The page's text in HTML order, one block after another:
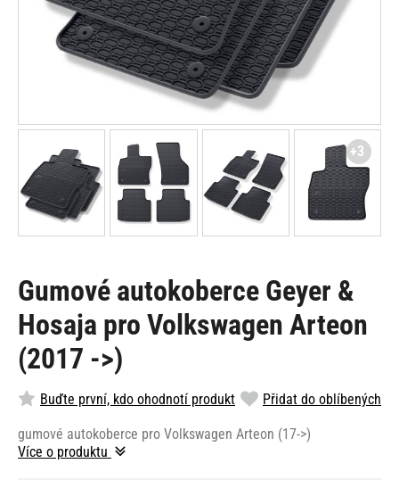
Gumové autokoberce Geyer &
Hosaja pro Volkswagen Arteon
(2017 ->)
Buďte první, kdo ohodnotí produkt Přidat do oblíbených
gumové autokoberce pro Volkswagen Arteon (17->)
Více o produktu
+3